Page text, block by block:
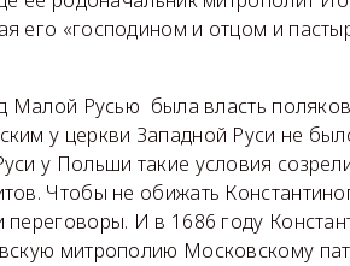
его «господином и отцом и
Малой Русью была власть
у церкви Западной Руси не
у Польши такие условия
Чтобы не обижать
И в 1686 году
митрополию Московскому